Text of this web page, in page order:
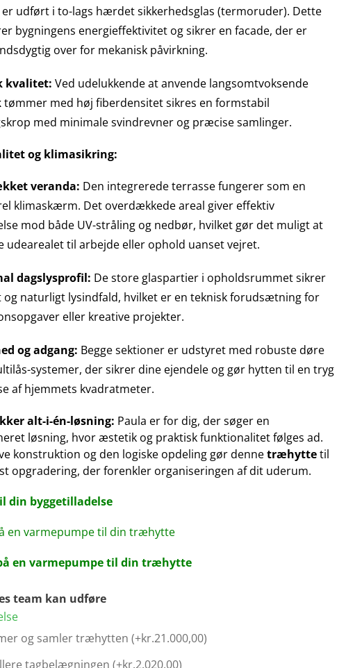
udført i to-lags hærdet sikkerhedsglas (termoruder). Dette
bygningens energieffektivitet og sikrer en facade, der er
over for mekanisk påvirkning.
kvalitet: Ved udelukkende at anvende langsomtvoksende
tømmer med høj fiberdensitet sikres en formstabil
med minimale svindrevner og præcise samlinger.
og klimasikring:
veranda: Den integrerede terrasse fungerer som en
klimaskærm. Det overdækkede areal giver effektiv
mod både UV-stråling og nedbør, hvilket gør det muligt at
udearealet til arbejde eller ophold uanset vejret.
dagslysprofil: De store glaspartier i opholdsrummet sikrer
naturligt lysindfald, hvilket er en teknisk forudsætning for
eller kreative projekter.
og adgang: Begge sektioner er udstyret med robuste døre
systemer, der sikrer dine ejendele og gør hytten til en tryg
af hjemmets kvadratmeter.
alt-i-én-løsning: Paula er for dig, der søger en
løsning, hvor æstetik og praktisk funktionalitet følges ad.
konstruktion og den logiske opdeling gør dennetræhyttetil
opgradering, der forenkler organiseringen af dit uderum.
din byggetilladelse
en varmepumpe til din træhytte
en varmepumpe til din træhytte
team kan udføre
og samler træhytten (+kr.21.000,00)
tagbelægningen (+kr.2.020,00)